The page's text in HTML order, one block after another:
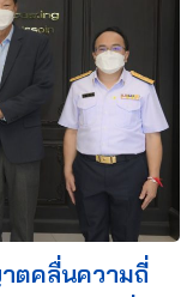
าตคลื่นความถี่